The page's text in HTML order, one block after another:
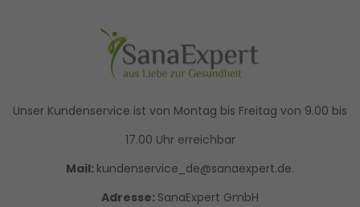
Unser Kundenservice ist von Montag bis Freitag von 9.00 bis
17.00 Uhr erreichbar
Mail: kundenservice_de@sanaexpert.de.
Adresse: SanaExpert GmbH